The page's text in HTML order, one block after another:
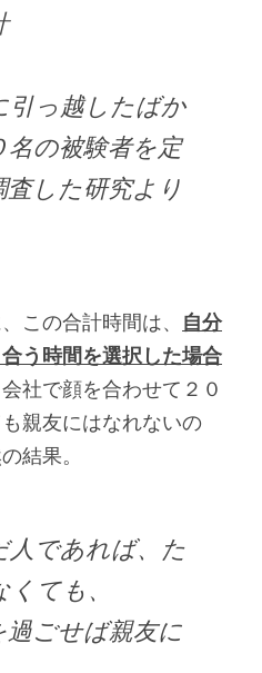
引っ越したばか
名の被験者を定
した研究より
この合計時間は、 自分
う時間を選択した場合
社で顔を合わせて２０
親友にはなれないの
結果。
人であれば、た
ても、
過ごせば親友に